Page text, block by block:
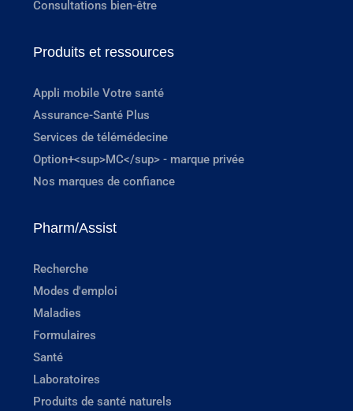
Consultations bien-être
Produits et ressources
Appli mobile Votre santé
Assurance-Santé Plus
Services de télémédecine
Option+<sup>MC</sup> - marque privée
Nos marques de confiance
Pharm/Assist
Recherche
Modes d'emploi
Maladies
Formulaires
Santé
Laboratoires
Produits de santé naturels